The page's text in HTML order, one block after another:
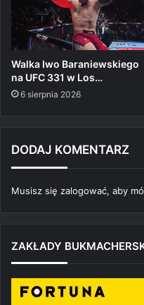
Walka Iwo Baraniewskiego
na UFC 331 w Los…
6 sierpnia 2026
DODAJ KOMENTARZ
Musisz się zalogować, aby
ZAKŁADY